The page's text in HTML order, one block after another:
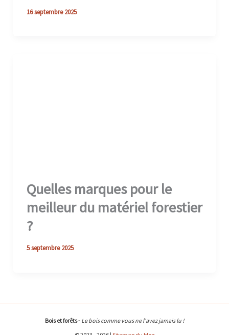
16 septembre 2025
Quelles marques pour le
meilleur du matériel forestier
?
5 septembre 2025
Bois et forêts - Le bois comme vous ne l'avez jamais lu !